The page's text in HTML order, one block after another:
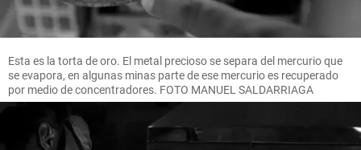
Esta es la torta de oro. El metal precioso se separa del mercurio que
se evapora, en algunas minas parte de ese mercurio es recuperado
por medio de concentradores. FOTO MANUEL SALDARRIAGA